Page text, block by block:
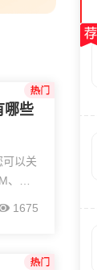
哪些
可以关
平台
1675